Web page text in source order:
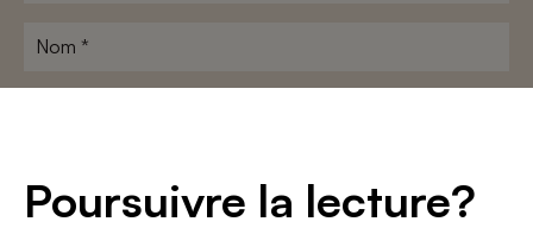
Poursuivre la lecture?
Nom
J'accepte les termes et conditions etla politique de confidentialité